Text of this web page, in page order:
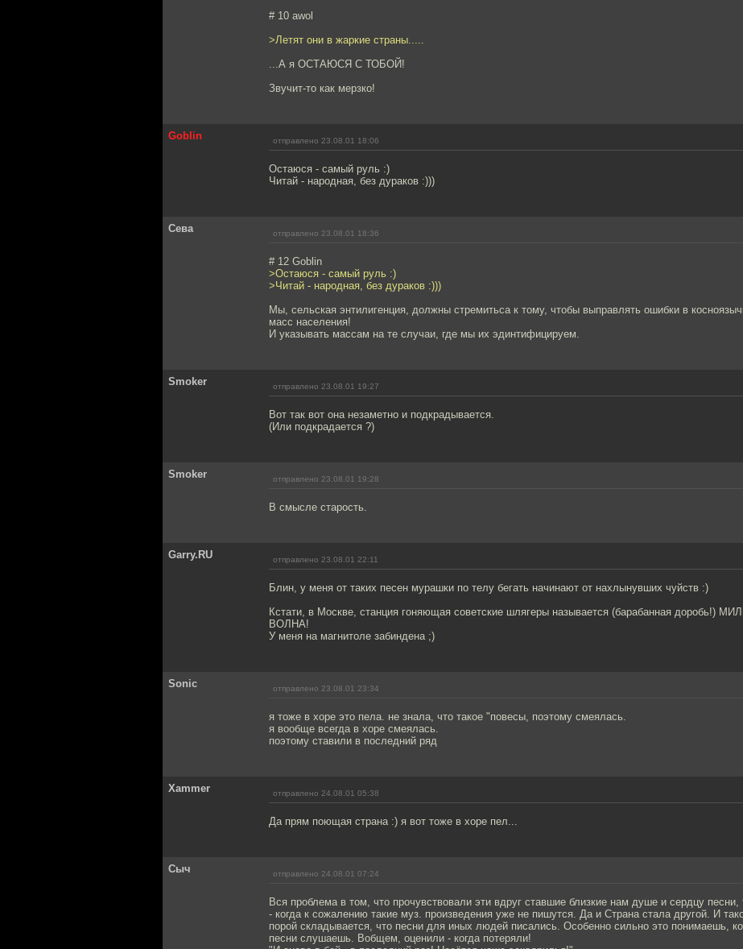
# 10 awol
>Летят они в жаркие страны.....
...А я ОСТАЮСЯ С ТОБОЙ!
Звучит-то как мерзко!
Goblin отправлено 23.08.01 18:06
Остаюся - самый руль :)
Читай - народная, без дураков :)))
Сева отправлено 23.08.01 18:36
# 12 Goblin
>Остаюся - самый руль :)
>Читай - народная, без дураков :)))
Мы, сельская энтилигенция, должны стремитьса к тому, чтобы выправлять ошибки в
масс населения!
И указывать массам на те случаи, где мы их эдинтифицируем.
Smoker отправлено 23.08.01 19:27
Вот так вот она незаметно и подкрадывается.
(Или подкрадается ?)
Smoker отправлено 23.08.01 19:28
В смысле старость.
Garry.RU отправлено 23.08.01 22:11
Блин, у меня от таких песен мурашки по телу бегать начинают от нахлынувших чуйств :)
Кстати, в Москве, станция гоняющая советские шлягеры называется (барабанная доробь!)
ВОЛНА!
У меня на магнитоле забиндена ;)
Sonic отправлено 23.08.01 23:34
я тоже в хоре это пела. не знала, что такое "повесы, поэтому смеялась.
я вообще всегда в хоре смеялась.
поэтому ставили в последний ряд
Xammer отправлено 24.08.01 05:38
Да прям поющая страна :) я вот тоже в хоре пел...
Сыч отправлено 24.08.01 07:24
Вся проблема в том, что прочувствовали эти вдруг ставшие близкие нам душе и сердцу песни,
- когда к сожалению такие муз. произведения уже не пишутся. Да и Страна стала другой. И
порой складывается, что песни для иных людей писались. Особенно сильно это понимаешь,
песни слушаешь. Вобщем, оценили - когда потеряли!